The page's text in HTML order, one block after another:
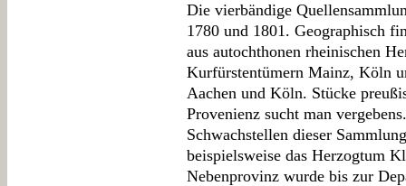
Die vierbändige
1780 und 1801. Geographisch
aus autochthonen rheinischen
Kurfürstentümern Mainz, Köln
Aachen und Köln. Stücke
Provenienz sucht man
Schwachstellen dieser
beispielsweise das Herzogtum
Nebenprovinz wurde bis zur